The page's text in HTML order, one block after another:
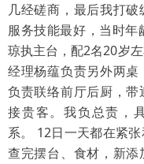
几经磋商，最后我打
服务技能最好，当时年
琼执主台，配2名20岁
经理杨蕴负责另外两
负责联络前厅后厨，带
接贵客。我负总责，
系。 12日一天都在紧
查完摆台、食材，新添